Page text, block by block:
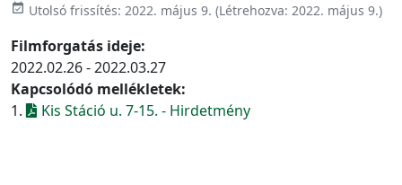
event_available Utolsó frissítés: 2022. május 9. (Létrehozva: 2022. május 9.)
Filmforgatás ideje:
2022.02.26 - 2022.03.27
Kapcsolódó mellékletek:
1.
Kis Stáció u. 7-15. - Hirdetmény